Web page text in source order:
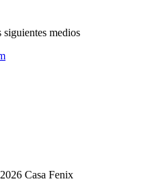
medios
Casa Fenix